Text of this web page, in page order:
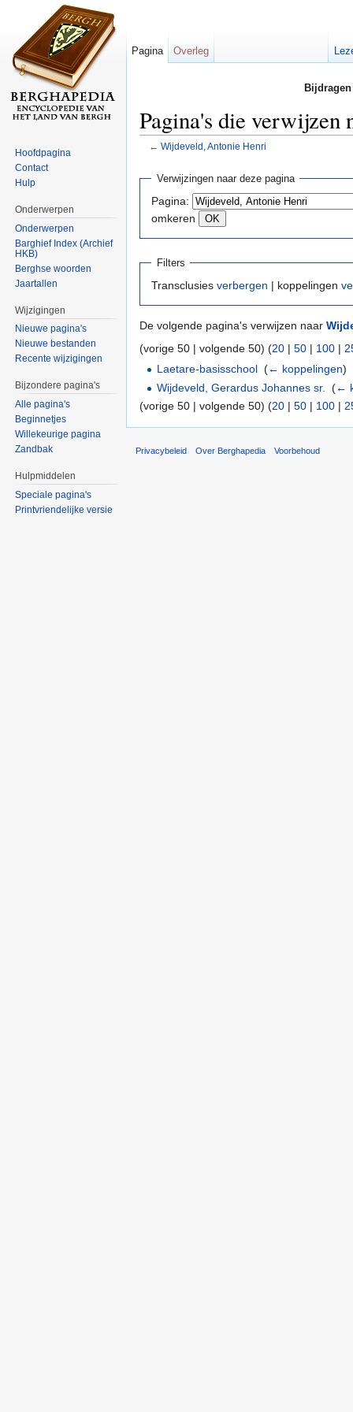
Pagina's die
← Wijdeveld, Antonie Henri
Verwijzingen naar deze pagina
Pagina:
omkeren
Filters
Transclusies verbergen | koppelingen
De volgende pagina's verwijzen naar
(vorige 50 | volgende 50) (20 | 50 | 100 |
Laetare-basisschool ‎(← koppelingen)
Wijdeveld, Gerardus Johannes sr.
‎(←
(vorige 50 | volgende 50) (20 | 50 | 100 |
Pagina Overleg
Hoofdpagina
Contact
Hulp
Onderwerpen
Onderwerpen
Barghief Index (Archief
HKB)
Berghse woorden
Jaartallen
Wijzigingen
Nieuwe pagina's
Nieuwe bestanden
Recente wijzigingen
Bijzondere pagina's
Alle pagina's
Beginnetjes
Willekeurige pagina
Zandbak
Hulpmiddelen
Speciale pagina's
Printvriendelijke versie
Privacybeleid Over Berghapedia Voorbehoud